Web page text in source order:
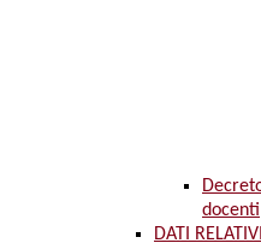
docenti
DATI